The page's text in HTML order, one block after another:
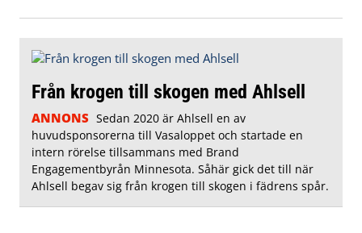
Från krogen till skogen med Ahlsell
ANNONS Sedan 2020 är Ahlsell en av
huvudsponsorerna till Vasaloppet och startade en
intern rörelse tillsammans med Brand
Engagementbyrån Minnesota. Såhär gick det till när
Ahlsell begav sig från krogen till skogen i fädrens spår.